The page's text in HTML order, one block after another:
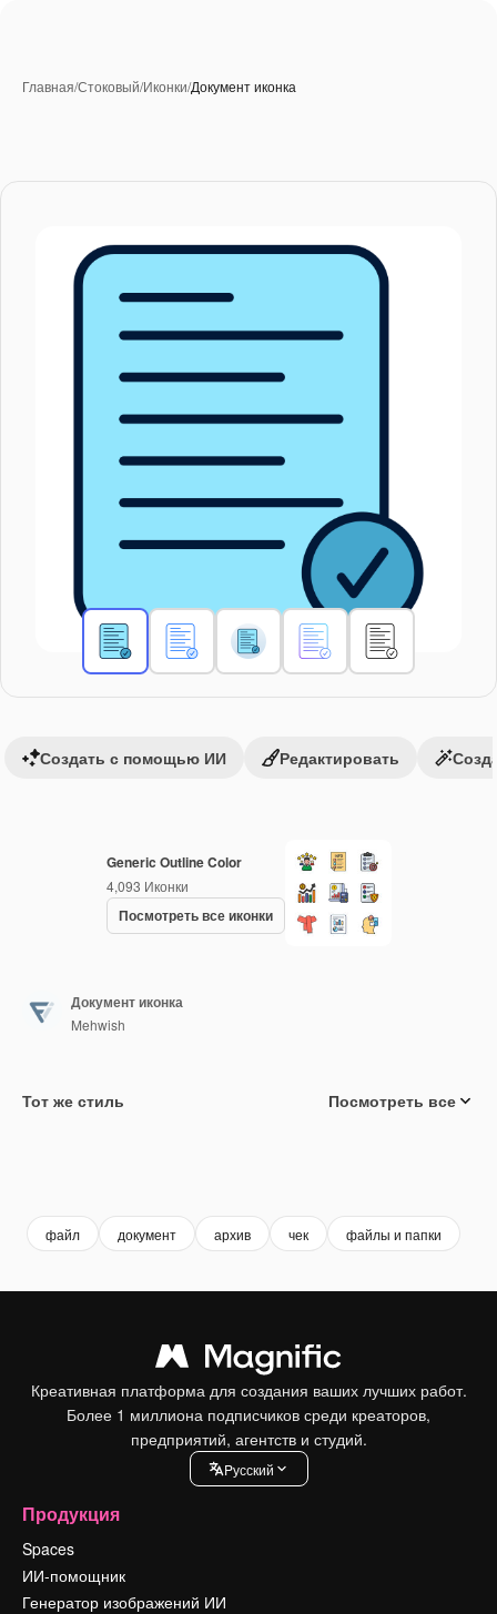
Главная/Стоковый/Иконки/Документ иконка
Generic Outline Color
4,093 Иконки
Посмотреть все иконки
Создать с помощью ИИ Редактировать
Документ иконка
Mehwish
Тот же стиль Посмотреть все
файл документ архив чек файлы и папки
Креативная платформа для создания ваших лучших работ.
Более 1 миллиона подписчиков среди креаторов,
предприятий, агентств и студий.
Pусский
Продукция
Spaces
ИИ-помощник
Генератор изображений ИИ